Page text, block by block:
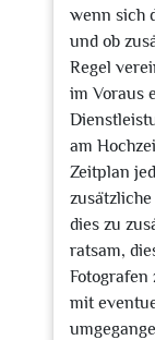
wenn sich
und ob
Regel
im Voraus
am
Zeitplan
dies zu
ratsam,
Fotografen
mit